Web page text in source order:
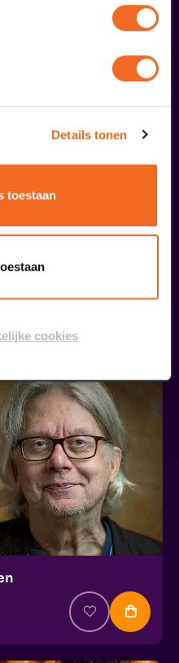
Details tonen
toestaan
cookies